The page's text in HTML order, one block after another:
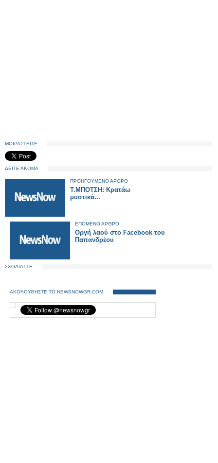
ΜΟΙΡΑΣΤΕΙΤΕ
ΔΕΙΤΕ ΑΚΟΜΑ
ΠΡΟΗΓΟΥΜΕΝΟ ΑΡΘΡΟ
Τ.ΜΠΟΤΣΗ: Κρατάω
μυστικά...
ΕΠΟΜΕΝΟ ΑΡΘΡΟ
Οργή λαού στο Facebook του
Παπανδρέου
ΣΧΟΛΙΑΣΤΕ
ΑΚΟΛΟΥΘΗΣΤΕ ΤΟ NEWSNOWGR.COM